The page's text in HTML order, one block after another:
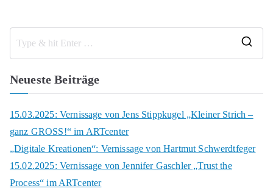
r
Neueste Beiträge
15.03.2025: Vernissage von Jens Stippkugel „Kleiner Strich –
ganz GROSS!“ im ARTcenter
„Digitale Kreationen“: Vernissage von Hartmut Schwerdtfeger
15.02.2025: Vernissage von Jennifer Gaschler „Trust the
Process“ im ARTcenter